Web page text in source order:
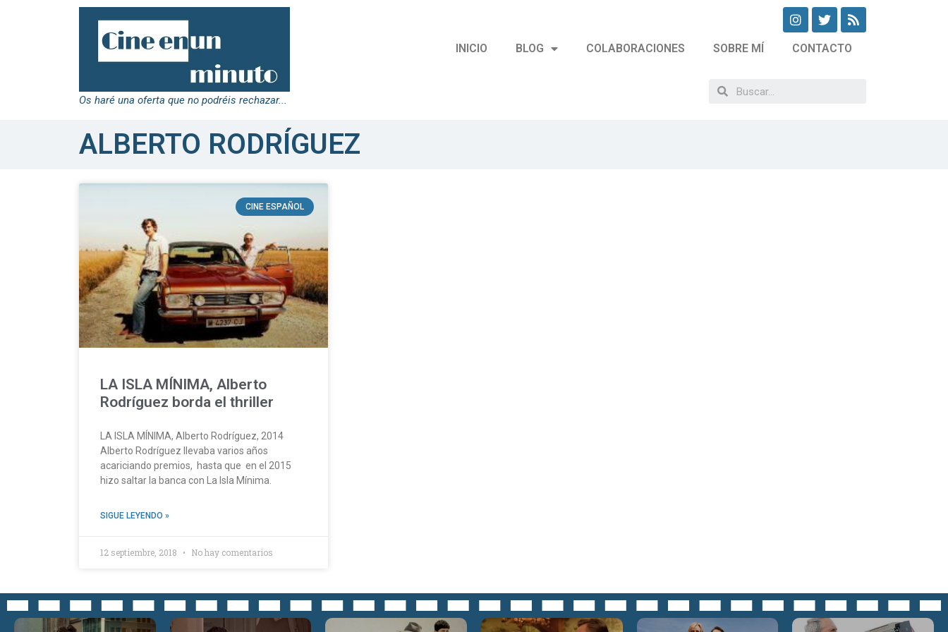
Os haré una oferta que no podréis rechazar...
INICIO BLOG COLABORACIONES SOBRE MÍ CONTACTO
ALBERTO RODRÍGUEZ
CINE ESPAÑOL
LA ISLA MÍNIMA, Alberto
Rodríguez borda el thriller
LA ISLA MÍNIMA, Alberto Rodríguez, 2014
Alberto Rodríguez llevaba varios años
acariciando premios, hasta que en el 2015
hizo saltar la banca con La Isla Mínima.
SIGUE LEYENDO »
12 septiembre, 2018 No hay comentarios